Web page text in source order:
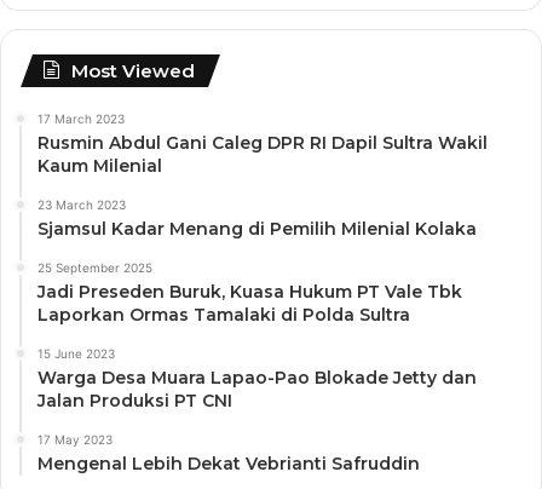
Most Viewed
17 March 2023
Rusmin Abdul Gani Caleg DPR RI Dapil Sultra Wakil
Kaum Milenial
23 March 2023
Sjamsul Kadar Menang di Pemilih Milenial Kolaka
25 September 2025
Jadi Preseden Buruk, Kuasa Hukum PT Vale Tbk
Laporkan Ormas Tamalaki di Polda Sultra
15 June 2023
Warga Desa Muara Lapao-Pao Blokade Jetty dan
Jalan Produksi PT CNI
17 May 2023
Mengenal Lebih Dekat Vebrianti Safruddin